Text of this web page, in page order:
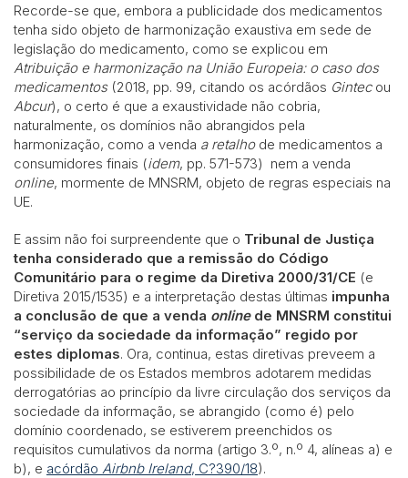
Recorde-se que, embora a publicidade dos medicamentos
tenha sido objeto de harmonização exaustiva em sede de
legislação do medicamento, como se explicou em
Atribuição e harmonização na União Europeia: o caso dos
medicamentos (2018, pp. 99, citando os acórdãos Gintec ou
Abcur), o certo é que a exaustividade não cobria,
naturalmente, os domínios não abrangidos pela
harmonização, como a venda a retalhode medicamentos a
consumidores finais (idem, pp. 571-573) nem a venda
online, mormente de MNSRM, objeto de regras especiais na
UE.
E assim não foi surpreendente que o Tribunal de Justiça
tenha considerado que a remissão do Código
Comunitário para o regime da Diretiva 2000/31/CE (e
Diretiva 2015/1535) e a interpretação destas últimas impunha
a conclusão de que a venda online de MNSRM constitui
“serviço da sociedade da informação” regido por
estes diplomas. Ora, continua, estas diretivas preveem a
possibilidade de os Estados membros adotarem medidas
derrogatórias ao princípio da livre circulação dos serviços da
sociedade da informação, se abrangido (como é) pelo
domínio coordenado, se estiverem preenchidos os
requisitos cumulativos da norma (artigo 3.º, n.º 4, alíneas a) e
b), e acórdão Airbnb Ireland, C?390/18).